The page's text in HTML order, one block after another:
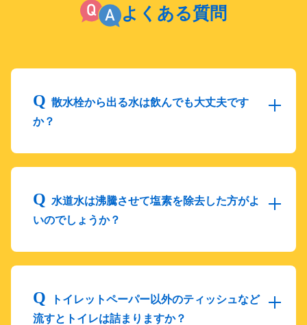
よくある質問
散水栓から出る水は飲んでも大丈夫です
か？
水道水は沸騰させて塩素を除去した方がよ
いのでしょうか？
トイレットペーパー以外のティッシュなど
流すとトイレは詰まりますか？